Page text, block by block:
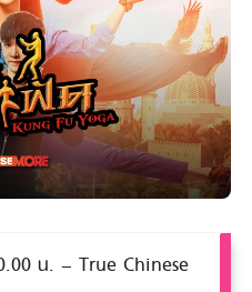
น. – True Chinese